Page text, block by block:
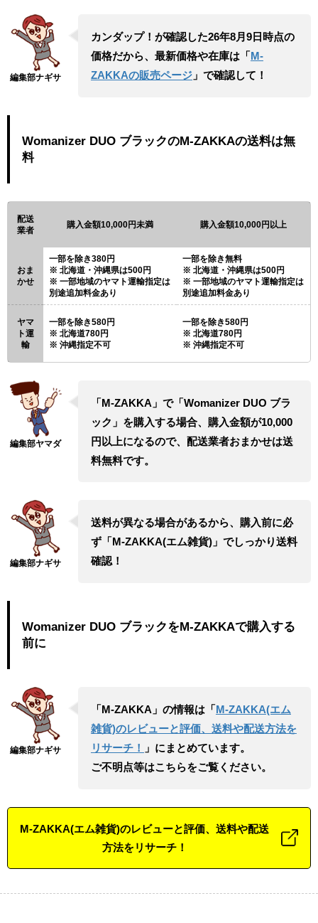
カンダップ！が確認した26年8月9日時点の
価格だから、最新価格や在庫は「M-
ZAKKAの販売ページ」で確認して！
Womanizer DUO ブラックのM-ZAKKAの送料は無
料
配送
業者
購入金額10,000円未満 購入金額10,000円以上
おま
かせ
一部を除き380円
北海道・沖縄県は500円
一部地域のヤマト運輸指定は
別途追加料金あり
一部を除き無料
北海道・沖縄県は500円
一部地域のヤマト運輸指定は
別途追加料金あり
ヤマ
ト運
輸
一部を除き580円
北海道780円
沖縄指定不可
一部を除き580円
北海道780円
沖縄指定不可
「M-ZAKKA」で「Womanizer DUO ブラ
ック」を購入する場合、購入金額が10,000
円以上になるので、配送業者おまかせは送
料無料です。
送料が異なる場合があるから、購入前に必
ず「M-ZAKKA(エム雑貨)」でしっかり送料
確認！
Womanizer DUO ブラックをM-ZAKKAで購入する
前に
「M-ZAKKA」の情報は「M-ZAKKA(エム
雑貨)のレビューと評価、送料や配送方法を
リサーチ！
」にまとめています。
ご不明点等はこちらをご覧ください。
M-ZAKKA(エム雑貨)のレビューと評価、送料や配送
方法をリサーチ！